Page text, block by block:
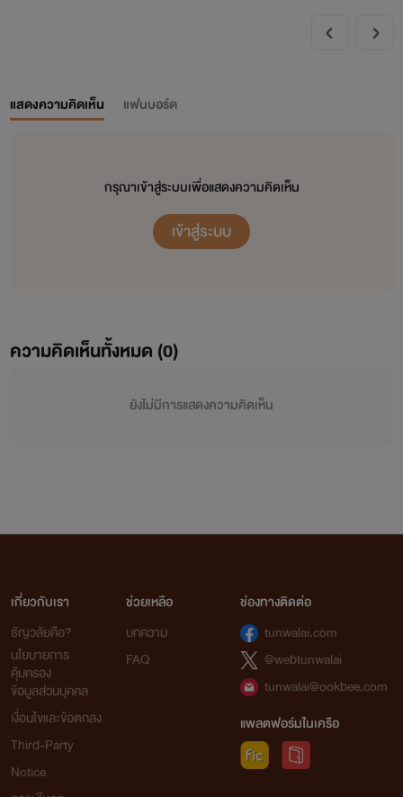
แสดงความคิดเห็น แฟนบอร์ด
กรุณาเข้าสู่ระบบเพื่อแสดงความคิดเห็น
เข้าสู่ระบบ
ความคิดเห็นทั้งหมด (0)
ยังไม่มีการแสดงความคิดเห็น
เกี่ยวกับเรา
ธัญวลัยคือ?
นโยบายการ
คุ้มครอง
ข้อมูลส่วนบุคคล
เงื่อนไขและข้อตกลง
Third-Party
Notice
ช่วยเหลือ
บทความ
FAQ
ช่องทางติดต่อ
tunwalai.com
@webtunwalai
tunwalai@ookbee.com
แพลตฟอร์มในเครือ